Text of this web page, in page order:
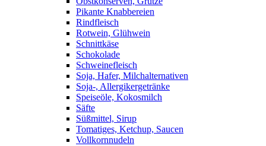
Pikante Knabbereien
Rindfleisch
Rotwein, Glühwein
Schnittkäse
Schokolade
Schweinefleisch
Soja, Hafer, Milchalternativen
Soja-, Allergikergetränke
Speiseöle, Kokosmilch
Säfte
Süßmittel, Sirup
Tomatiges, Ketchup, Saucen
Vollkornnudeln